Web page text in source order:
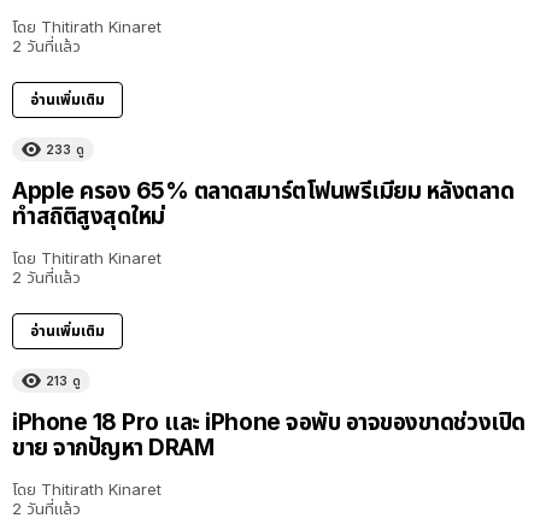
โดย Thitirath Kinaret
2 วันที่แล้ว
อ่านเพิ่มเติม
233 ดู
Apple ครอง 65% ตลาดสมาร์ตโฟนพรีเมียม หลังตลาด
ทำสถิติสูงสุดใหม่
โดย Thitirath Kinaret
2 วันที่แล้ว
อ่านเพิ่มเติม
213 ดู
iPhone 18 Pro และ iPhone จอพับ อาจของขาดช่วงเปิด
ขาย จากปัญหา DRAM
โดย Thitirath Kinaret
2 วันที่แล้ว